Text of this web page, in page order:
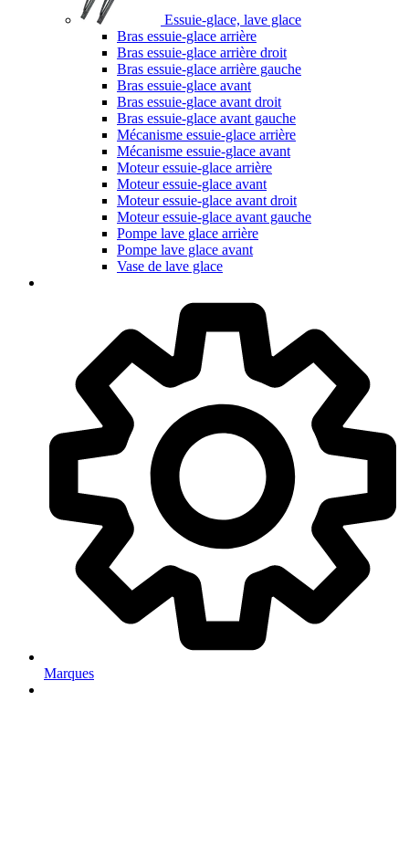
Essuie-glace, lave glace
Bras essuie-glace arrière
Bras essuie-glace arrière droit
Bras essuie-glace arrière gauche
Bras essuie-glace avant
Bras essuie-glace avant droit
Bras essuie-glace avant gauche
Mécanisme essuie-glace arrière
Mécanisme essuie-glace avant
Moteur essuie-glace arrière
Moteur essuie-glace avant
Moteur essuie-glace avant droit
Moteur essuie-glace avant gauche
Pompe lave glace arrière
Pompe lave glace avant
Vase de lave glace
Marques